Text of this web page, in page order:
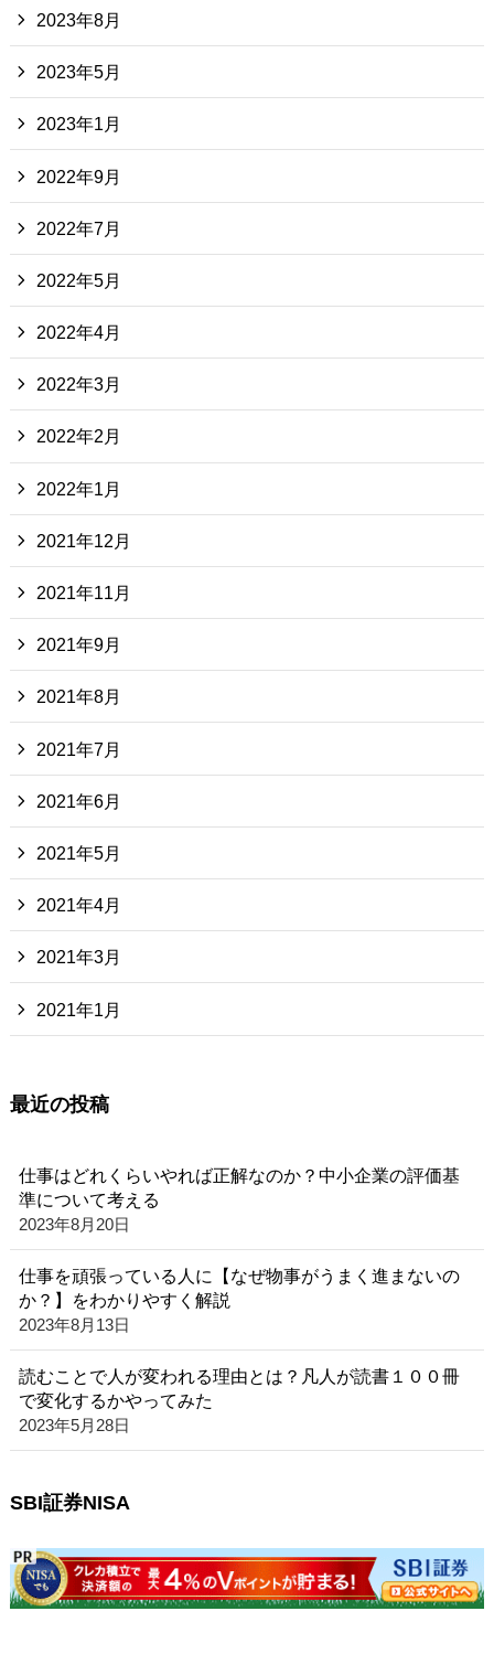
2023年8月
2023年5月
2023年1月
2022年9月
2022年7月
2022年5月
2022年4月
2022年3月
2022年2月
2022年1月
2021年12月
2021年11月
2021年9月
2021年8月
2021年7月
2021年6月
2021年5月
2021年4月
2021年3月
2021年1月
最近の投稿
仕事はどれくらいやれば正解なのか？中小企業の評価基
準について考える
2023年8月20日
仕事を頑張っている人に【なぜ物事がうまく進まないの
か？】をわかりやすく解説
2023年8月13日
読むことで人が変われる理由とは？凡人が読書１００冊
で変化するかやってみた
2023年5月28日
SBI証券NISA